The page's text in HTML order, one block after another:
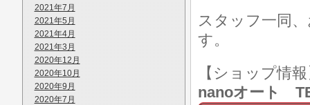
2021年7月
2021年5月
2021年4月
2021年3月
2020年12月
2020年10月
2020年9月
2020年7月
スタッフ一同
す。
【ショップ情
nanoオート